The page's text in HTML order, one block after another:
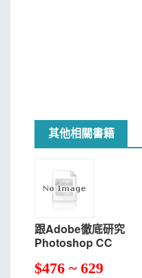
其他相關書籍
跟Adobe徹底研究
Photoshop CC
$476 ~ 629